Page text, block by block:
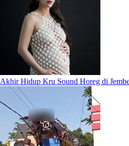
Akhir Hidup Kru Sound Horeg di